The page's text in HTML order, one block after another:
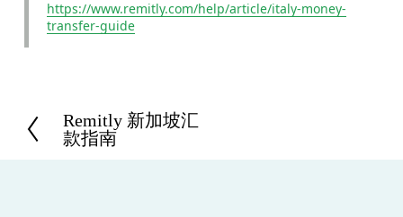
https://www.remitly.com/help/article/italy-money-
transfer-guide
P
r
Remitly 新加坡汇
款指南